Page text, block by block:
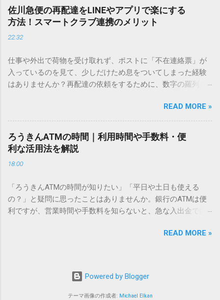
し、似た漢字が多すぎて結局見つからないことも少なくあり
ません。 そこで今回は、IMEパッドを使わずに、特定のコー
ドを打ち込むだけで一瞬で旧字や外字、特殊記号を呼び出す
「文字コード入力」のテクニックを詳しく解説します。 この
必要はありません。 1. なぜ「変換」しても旧字・外字が出て
こないのか？ そもそも、なぜ普通の変換で出てこない漢字が
あるのでしょうか。その理由は、パソコンが文字を認識する
は、JIS規格（日本産業規格）によって「第1水準」「第2水
準」といった形で整理されています。しかし、人名や地名に
使われる非常に古い漢字（旧字）や、特定の組織だけで作ら
れた「外字」は、この一般的な変換リストに含まれていない
ン上のすべての文字には、いわば「住所」のような番号が割
り振られています。変換候補に出ない文字でも、この住所
（コード）を直接指定すれば、確実に呼び出すことができる
のです。 2. Windows標準機能！文字コードで漢字を出す「16
進数入力」 最も汎用性が高く、特別なソフトも不要なのが
20BB7）」を把握する。 入力モードを「半角」にする（※重
佐川急便の再配達をLINEやアプリで楽にする
方法！スマートクラブ連携のメリット
22:32
仕事や外出で荷物を受け取れず、ポストに「不在連絡票」が
入っているのを見て、少しだけため息をついてしまった経験
はありませんか？再配達の依頼をするために、数字の羅列を
ことに申し訳なさを感じたりすることもあるかもしれませ
ん。 「もっとスムーズに、自分のタイミングで受け取りた
い」 「わざわざ電話をかけずに、スマホ一つで完結させた
い」 そんな願いを叶えてくれるのが、佐川急便の会員制サー
ビス「スマートクラブ」と、LINEや公式アプリの連携です。
これらを活用するだけで、再配達のストレスは驚くほど軽く
受け取り術と、連携による具体的なメリットを徹底解説しま
す。 佐川急便の再配達が劇的に変わる「スマートクラブ」と
は？ まず押さえておきたいのが、佐川急便の個人向け無料会
況をリアルタイムで管理するための基盤となるサービスで
が飛躍的に向上しています。登録を済ませておくだけで、荷
め配達時間を変更するといった先回りの対応が可能になりま
READ MORE »
ろうきんATMの時間｜利用時間や手数料・便
利な活用法を解説
18:00
「ろうきんATMの時間が知りたい」「平日や土日も使える
の？」と疑問に思ったことはありませんか。銀行のATMは便
利ですが、営業時間や手数料を知らないと、急な入出金で困
ATM営業時間や利用の注意点、便利な活用法 を詳しく解説し
です。 1-1. 店舗内ATM 平日：9:00〜17:00 土曜・日曜・祝
日：休止（※一部店舗では土曜日のみ利用可能） 店舗内ATM
は、銀行窓口と同じ営業時間で利用でき、 窓口での対応も可
READ MORE »
Powered by Blogger
テーマ画像の作成者: Michael Elkan